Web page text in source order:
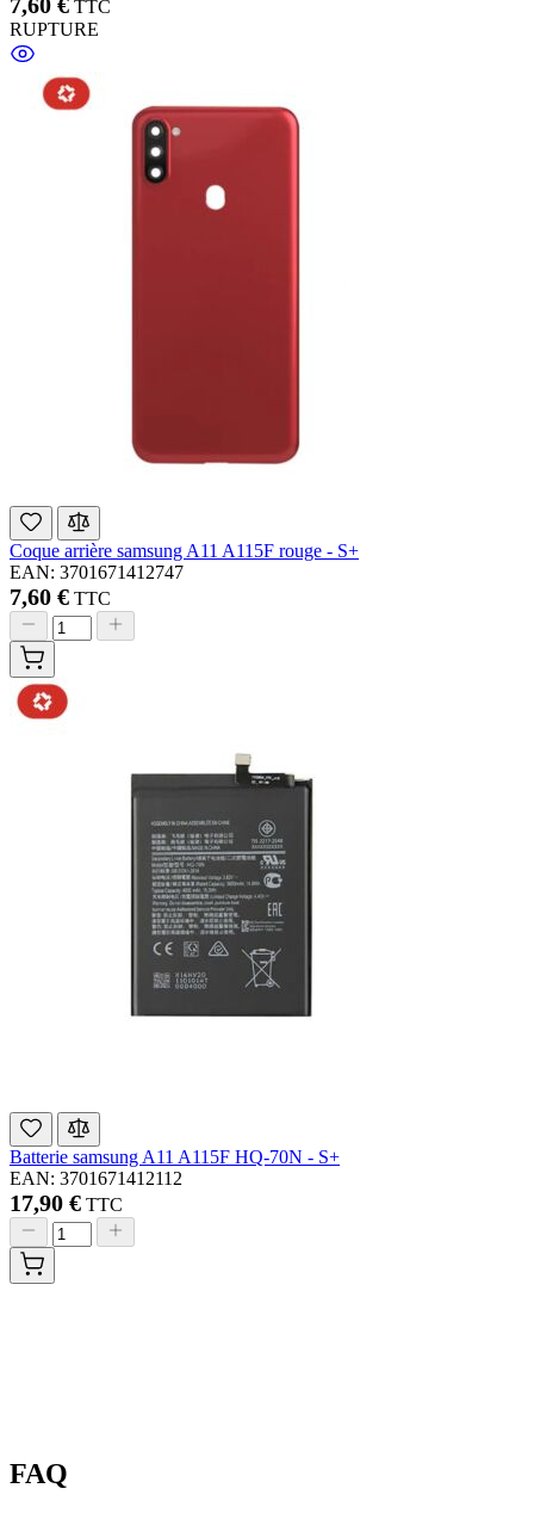
TTC
RUPTURE
Coque arrière samsung A11 A115F rouge - S+
EAN: 3701671412747
7,60 € TTC
Batterie samsung A11 A115F HQ-70N - S+
EAN: 3701671412112
17,90 € TTC
FAQ